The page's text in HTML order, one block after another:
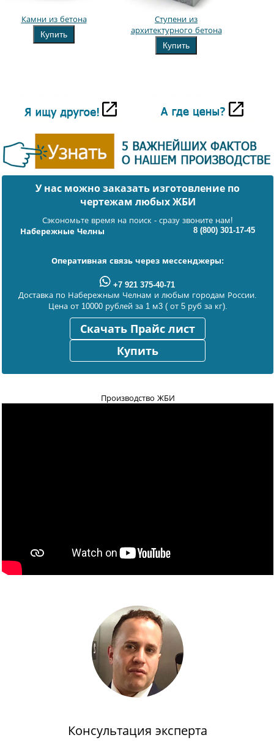
Камни из бетона
Купить
Ступени из
архитектурного бетона
Купить
У нас можно заказать изготовление по
чертежам любых ЖБИ
Сэкономьте время на поиск - сразу звоните нам!
Набережные Челны
8 (800) 301-17-45
Оперативная связь через мессенджеры:
+7 921 375-40-71
Доставка по Набережным Челнам и любым городам России.
Цена от 10000 рублей за 1 м3 ( от 5 руб за кг).
Скачать Прайс лист
Купить
Производство ЖБИ
Консультация эксперта